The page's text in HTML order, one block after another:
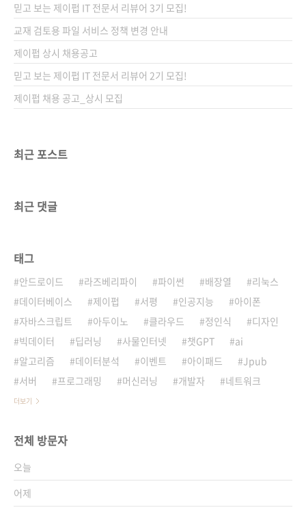
리눅스 프로그래밍 등을 들 수 있는데요. 최근에
출간된 임베디드 관련 도서로는 《사물인터넷을
위한 리눅스 프로그래밍 with 라즈베리 파이(전
면개정판)》, 《허교수의 ARM Mbed 프로그래
밍 입문》, 《코드로 알아보는 ARM 리눅스 커
널(제2판)》..
믿고 보는 제이펍 IT 전문서 리뷰어 3기 모집!
교재 검토용 파일 서비스 정책 변경 안내
제이펍 상시 채용공고
믿고 보는 제이펍 IT 전문서 리뷰어 2기 모집!
제이펍 채용 공고_상시 모집
최근 포스트
최근 댓글
태그
안드로이드 라즈베리파이 파이썬 배장열
리눅스
데이터베이스
제이펍 서평 인공지능
아이폰
자바스크립트
아두이노 클라우드 정인식
디자인
빅데이터
딥러닝 사물인터넷 챗GPT
ai
알고리즘
데이터분석 이벤트 아이패드
Jpub
서버
프로그래밍 머신러닝 개발자 네트워크
더보기
전체 방문자
오늘
어제